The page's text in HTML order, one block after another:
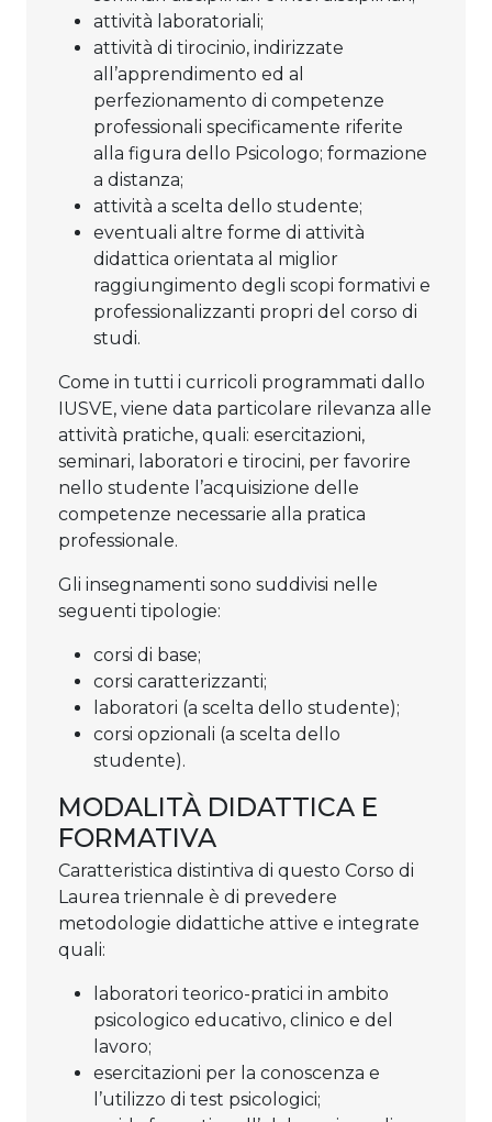
attività laboratoriali;
attività di tirocinio, indirizzate
all’apprendimento ed al
perfezionamento di competenze
professionali specificamente riferite
alla figura dello Psicologo; formazione
a distanza;
attività a scelta dello studente;
eventuali altre forme di attività
didattica orientata al miglior
raggiungimento degli scopi formativi e
professionalizzanti propri del corso di
studi.
Come in tutti i curricoli programmati dallo
IUSVE, viene data particolare rilevanza alle
attività pratiche, quali: esercitazioni,
seminari, laboratori e tirocini, per favorire
nello studente l’acquisizione delle
competenze necessarie alla pratica
professionale.
Gli insegnamenti sono suddivisi nelle
seguenti tipologie:
corsi di base;
corsi caratterizzanti;
laboratori (a scelta dello studente);
corsi opzionali (a scelta dello
studente).
MODALITÀ DIDATTICA E
FORMATIVA
Caratteristica distintiva di questo Corso di
Laurea triennale è di prevedere
metodologie didattiche attive e integrate
quali:
laboratori teorico-pratici in ambito
psicologico educativo, clinico e del
lavoro;
esercitazioni per la conoscenza e
l’utilizzo di test psicologici;